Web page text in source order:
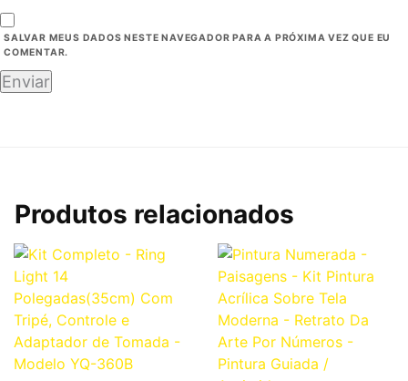
SALVAR MEUS DADOS NESTE NAVEGADOR PARA A PRÓXIMA VEZ QUE EU
COMENTAR.
Produtos relacionados